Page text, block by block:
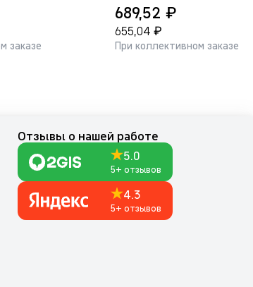
заказе
689,52 ₽
655,04 ₽
При коллективном заказе
Отзывы о нашей работе
5.0
5+ отзывов
4.3
5+ отзывов